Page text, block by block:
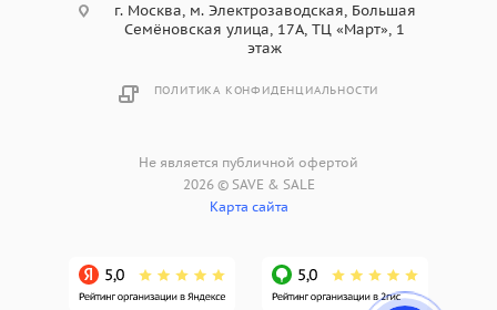
г. Москва, м. Электрозаводская, Большая
Семёновская улица, 17А, ТЦ «Март», 1
этаж
ПОЛИТИКА КОНФИДЕНЦИАЛЬНОСТИ
Не является публичной офертой
2026 © SAVE & SALE
Карта сайта